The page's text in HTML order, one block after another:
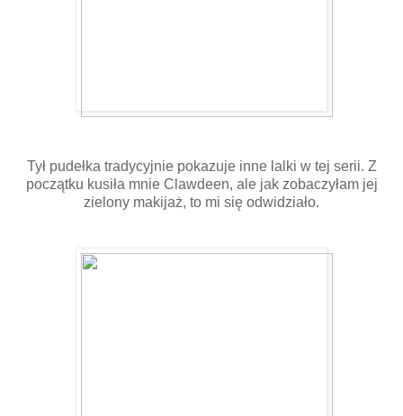
Tył pudełka tradycyjnie pokazuje inne lalki w tej serii. Z
początku kusiła mnie Clawdeen, ale jak zobaczyłam jej
zielony makijaż, to mi się odwidziało.